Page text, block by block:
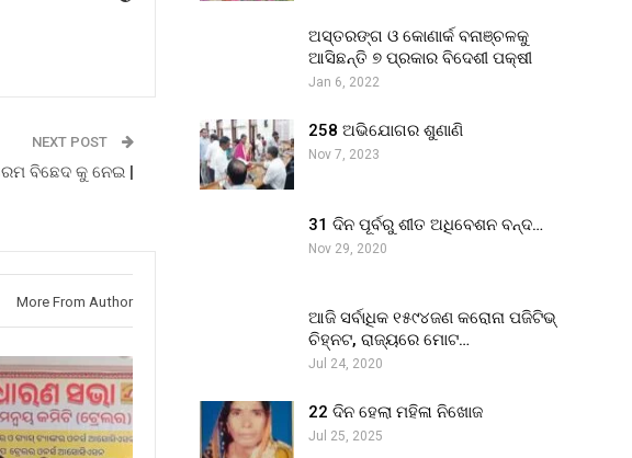
NEXT POST
ବିଛେଦ କୁ ନେଇ |
More From Author
ଅସ୍ତରଙ୍ଗ ଓ କୋଣାର୍କ ବନାଞ୍ଚଳକୁ
ଆସିଛନ୍ତି ୭ ପ୍ରକାର ବିଦେଶୀ ପକ୍ଷୀ
Jan 6, 2022
258 ଅଭିଯୋଗର ଶୁଣାଣି
Nov 7, 2023
31 ଦିନ ପୂର୍ବରୁ ଶୀତ ଅଧିବେଶନ ବନ୍ଦ…
Nov 29, 2020
ଆଜି ସର୍ବାଧିକ ୧୫୯୪ଜଣ କରୋନା ପଜିଟିଭ୍
ଚିହ୍ନଟ, ରାଜ୍ୟରେ ମୋଟ…
Jul 24, 2020
22 ଦିନ ହେଲା ମହିଳା ନିଖୋଜ
Jul 25, 2025